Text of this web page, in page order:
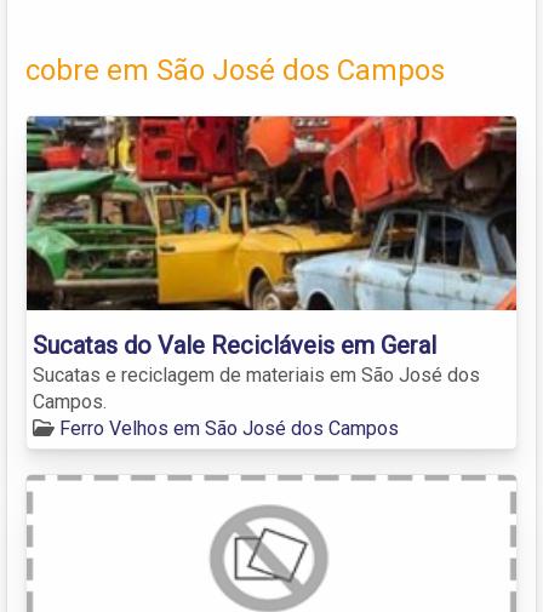
cobre em São José dos Campos
Sucatas do Vale Recicláveis em Geral
Sucatas e reciclagem de materiais em São José dos
Campos.
Ferro Velhos em São José dos Campos